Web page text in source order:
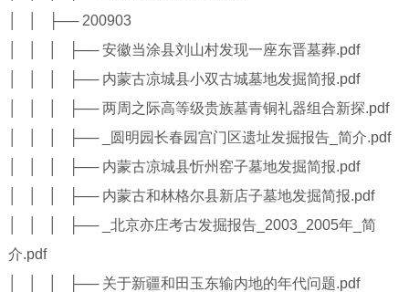
│ │ ├── 200903
│ │ │ ├── 安徽当涂县刘山村发现一座东晋墓葬.pdf
│ │ │ ├── 内蒙古凉城县小双古城墓地发掘简报.pdf
│ │ │ ├── 两周之际高等级贵族墓青铜礼器组合新探.pdf
│ │ │ ├── _圆明园长春园宫门区遗址发掘报告_简介.pdf
│ │ │ ├── 内蒙古凉城县忻州窑子墓地发掘简报.pdf
│ │ │ ├── 内蒙古和林格尔县新店子墓地发掘简报.pdf
│ │ │ ├── _北京亦庄考古发掘报告_2003_2005年_简
介.pdf
│ │ │ ├── 关于新疆和田玉东输内地的年代问题.pdf